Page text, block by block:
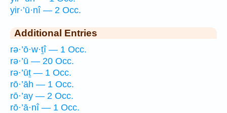
yir·’ū·nî — 2 Occ.
Additional Entries
rə·’ō·w·ṯî — 1 Occ.
rə·’ū — 20 Occ.
rə·’ūṯ — 1 Occ.
rō·’āh — 1 Occ.
rō·’ay — 2 Occ.
rō·’ā·nî — 1 Occ.